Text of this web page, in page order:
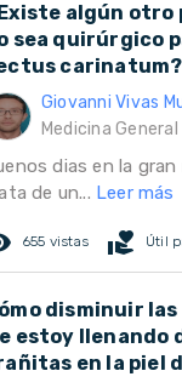
algún otro
sea quirúrgico
carinatum?
Giovanni Vivas
Medicina General
dias en la
de un... Leer más
655 vistas volunteer_activism Útil
disminuir
estoy llenando
en la piel